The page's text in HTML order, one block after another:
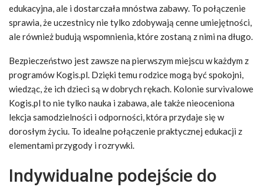
edukacyjna, ale i dostarczała mnóstwa zabawy. To połączenie
sprawia, że uczestnicy nie tylko zdobywają cenne umiejętności,
ale również budują wspomnienia, które zostaną z nimi na długo.
Bezpieczeństwo jest zawsze na pierwszym miejscu w każdym z
programów Kogis.pl. Dzięki temu rodzice mogą być spokojni,
wiedząc, że ich dzieci są w dobrych rękach. Kolonie survivalowe
Kogis.pl to nie tylko nauka i zabawa, ale także nieoceniona
lekcja samodzielności i odporności, która przydaje się w
dorosłym życiu. To idealne połączenie praktycznej edukacji z
elementami przygody i rozrywki.
Indywidualne podejście do